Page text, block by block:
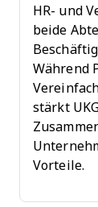
HR- und
beide
Während
stärkt
Vorteile.